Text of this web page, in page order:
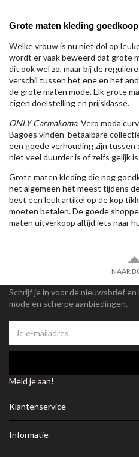
Grote maten kleding goedkoop
Welke vrouw is nu niet dol op
wordt er vaak beweerd dat grote
dit ook wel zo, maar bij de
verschil tussen het ene en het
de grote maten mode. Elk grote
eigen doelstelling en prijsklasse.
ONLY Carmakoma, Vero moda
Bagoes vinden betaalbare
een goede verhouding zijn
niet veel duurder is of zelfs gelijk
Grote maten kleding die nog
het algemeen het meest tijdens
best een leuk artikel op de kop
moeten betalen. De goede
maten uitverkoop altijd iets naar
NAAR
Schrijf je in voor de nieuwsbrief
mode en scherpe aanbiedingen.
Meld je aan!
Klantenservice
Informatie